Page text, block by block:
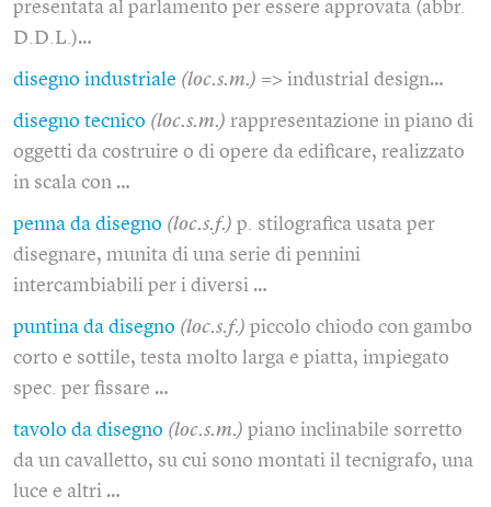
presentata al parlamento per essere approvata (abbr.
D.D.L.)…
disegno industriale (loc.s.m.) => industrial design…
disegno tecnico (loc.s.m.) rappresentazione in piano di
oggetti da costruire o di opere da edificare, realizzato
in scala con …
penna da disegno (loc.s.f.) p. stilografica usata per
disegnare, munita di una serie di pennini
intercambiabili per i diversi …
puntina da disegno (loc.s.f.) piccolo chiodo con gambo
corto e sottile, testa molto larga e piatta, impiegato
spec. per fissare …
tavolo da disegno (loc.s.m.) piano inclinabile sorretto
da un cavalletto, su cui sono montati il tecnigrafo, una
luce e altri …